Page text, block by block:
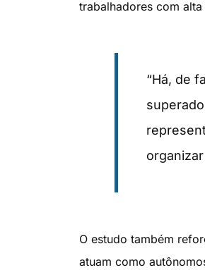
trabalhadores com
“Há, de
O estudo também
atuam como